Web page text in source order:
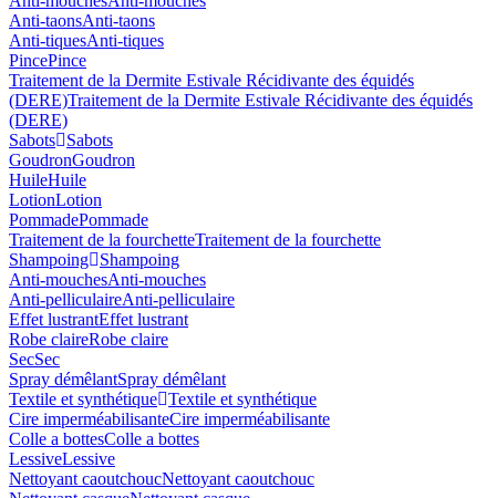
Anti-taonsAnti-taons
Anti-tiquesAnti-tiques
PincePince
Traitement de la Dermite Estivale Récidivante des équidés
(DERE)Traitement de la Dermite Estivale Récidivante des équidés
(DERE)
Sabots
Sabots
GoudronGoudron
HuileHuile
LotionLotion
PommadePommade
Traitement de la fourchetteTraitement de la fourchette
Shampoing
Shampoing
Anti-mouchesAnti-mouches
Anti-pelliculaireAnti-pelliculaire
Effet lustrantEffet lustrant
Robe claireRobe claire
SecSec
Spray démêlantSpray démêlant
Textile et synthétique Textile et synthétique
Cire imperméabilisanteCire imperméabilisante
Colle a bottesColle a bottes
LessiveLessive
Nettoyant caoutchoucNettoyant caoutchouc